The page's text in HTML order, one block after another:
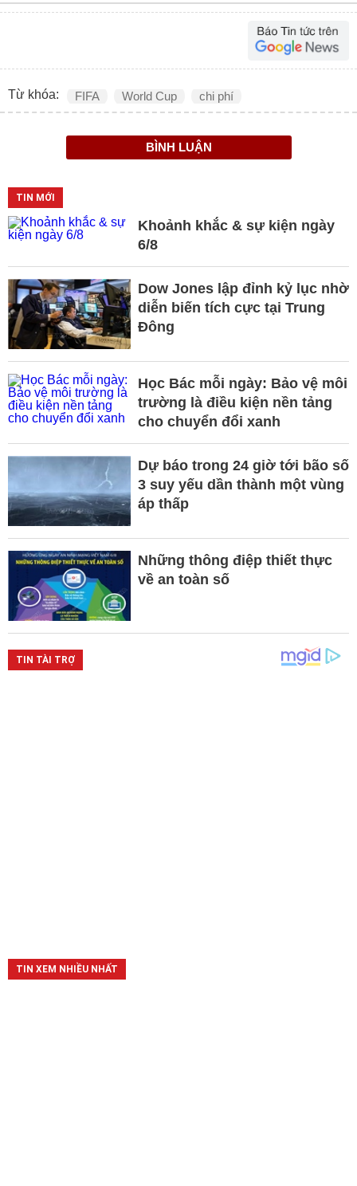
Từ khóa: FIFA World Cup chi phí
BÌNH LUẬN
TIN MỚI
Khoảnh khắc & sự kiện ngày
6/8
Dow Jones lập đỉnh kỷ lục nhờ
diễn biến tích cực tại Trung
Đông
Học Bác mỗi ngày: Bảo vệ môi
trường là điều kiện nền tảng
cho chuyển đổi xanh
Dự báo trong 24 giờ tới bão số
3 suy yếu dần thành một vùng
áp thấp
Những thông điệp thiết thực
về an toàn số
TIN XEM NHIỀU NHẤT